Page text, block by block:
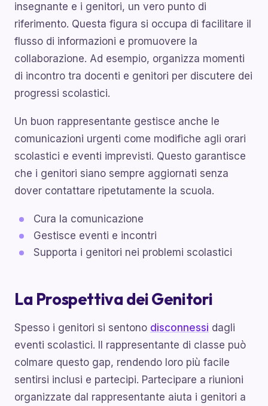
insegnante e i genitori, un vero punto di
riferimento. Questa figura si occupa di facilitare il
flusso di informazioni e promuovere la
collaborazione. Ad esempio, organizza momenti
di incontro tra docenti e genitori per discutere dei
progressi scolastici.
Un buon rappresentante gestisce anche le
comunicazioni urgenti come modifiche agli orari
scolastici e eventi imprevisti. Questo garantisce
che i genitori siano sempre aggiornati senza
dover contattare ripetutamente la scuola.
Cura la comunicazione
Gestisce eventi e incontri
Supporta i genitori nei problemi scolastici
La Prospettiva dei Genitori
Spesso i genitori si sentono disconnessi dagli
eventi scolastici. Il rappresentante di classe può
colmare questo gap, rendendo loro più facile
sentirsi inclusi e partecipi. Partecipare a riunioni
organizzate dal rappresentante aiuta i genitori a